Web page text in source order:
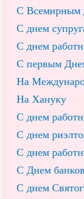
С Всемирным
С днем
С днем
С первым
На
На Хануку
С днем
С днем
С днем
С Днем
С днем